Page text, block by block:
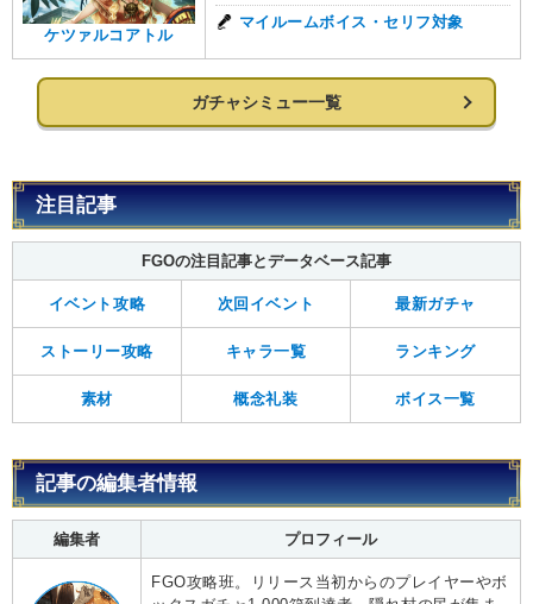
ケツァルコアトル
マイルームボイス・セリフ対象
ガチャシミュー一覧
注目記事
FGOの注目記事とデータベース記事
イベント攻略 次回イベント 最新ガチャ
ストーリー攻略 キャラ一覧 ランキング
素材 概念礼装 ボイス一覧
記事の編集者情報
編集者 プロフィール
FGO攻略班。リリース当初からのプレイヤーやボ